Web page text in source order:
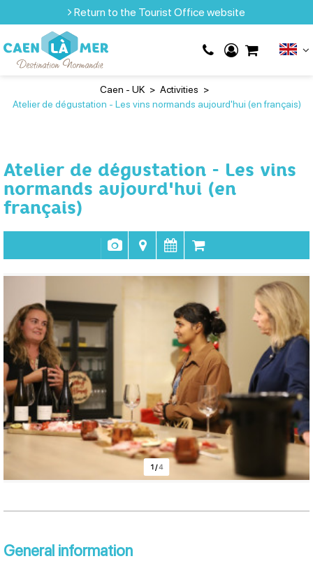
Return to the Tourist Office website
Caen - UK > Activities >
Atelier de dégustation - Les vins normands aujourd'hui (en français)
Atelier de dégustation - Les vins
normands aujourd'hui (en
français)
1/4
General information